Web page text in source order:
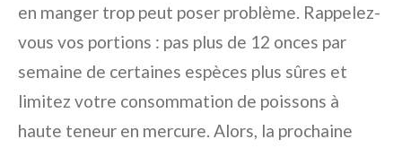
en manger trop peut poser problème. Rappelez-
vous vos portions : pas plus de 12 onces par
semaine de certaines espèces plus sûres et
limitez votre consommation de poissons à
haute teneur en mercure. Alors, la prochaine